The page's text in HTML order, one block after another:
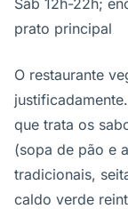
Sáb 12h-22h;
prato principal
O restaurante
que trata os
(sopa de pão e
tradicionais,
caldo verde